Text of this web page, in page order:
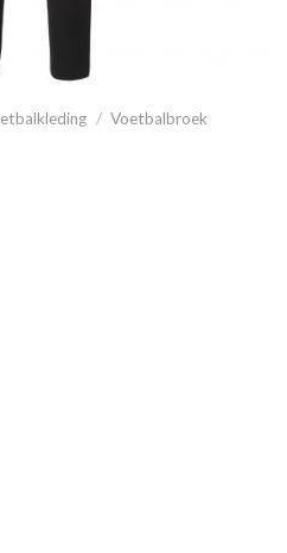
/ Voetbalbroek